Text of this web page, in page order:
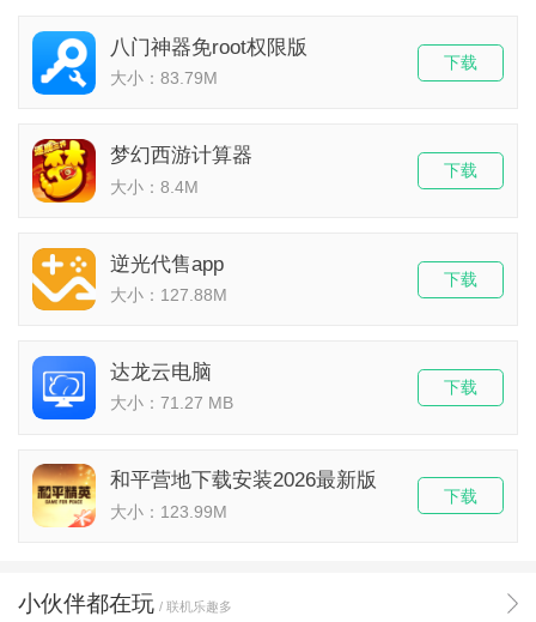
八门神器免root权限版
大小：83.79M
下载
梦幻西游计算器
大小：8.4M
下载
逆光代售app
大小：127.88M
下载
达龙云电脑
大小：71.27 MB
下载
和平营地下载安装2026最新版
大小：123.99M
下载
小伙伴都在玩 / 联机乐趣多